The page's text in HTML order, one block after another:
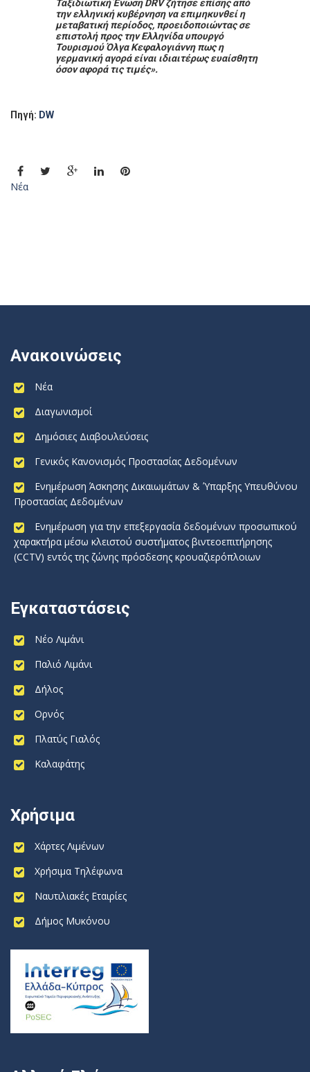
Ταξιδιωτική Ένωση DRV ζήτησε επίσης από
την ελληνική κυβέρνηση να επιμηκυνθεί η
μεταβατική περίοδος, προειδοποιώντας σε
επιστολή προς την Ελληνίδα υπουργό
Τουρισμού Όλγα Κεφαλογιάννη πως η
γερμανική αγορά είναι ιδιαιτέρως ευαίσθητη
όσον αφορά τις τιμές».
Πηγή: DW
Νέα
Ανακοινώσεις
Νέα
Διαγωνισμοί
Δημόσιες Διαβουλεύσεις
Γενικός Κανονισμός Προστασίας Δεδομένων
Ενημέρωση Άσκησης Δικαιωμάτων & Ύπαρξης Υπευθύνου
Προστασίας Δεδομένων
Ενημέρωση για την επεξεργασία δεδομένων προσωπικού
χαρακτήρα μέσω κλειστού συστήματος βιντεοεπιτήρησης
(CCTV) εντός της ζώνης πρόσδεσης κρουαζιερόπλοιων
Εγκαταστάσεις
Νέο Λιμάνι
Παλιό Λιμάνι
Δήλος
Ορνός
Πλατύς Γιαλός
Καλαφάτης
Χρήσιμα
Χάρτες Λιμένων
Χρήσιμα Τηλέφωνα
Ναυτιλιακές Εταιρίες
Δήμος Μυκόνου